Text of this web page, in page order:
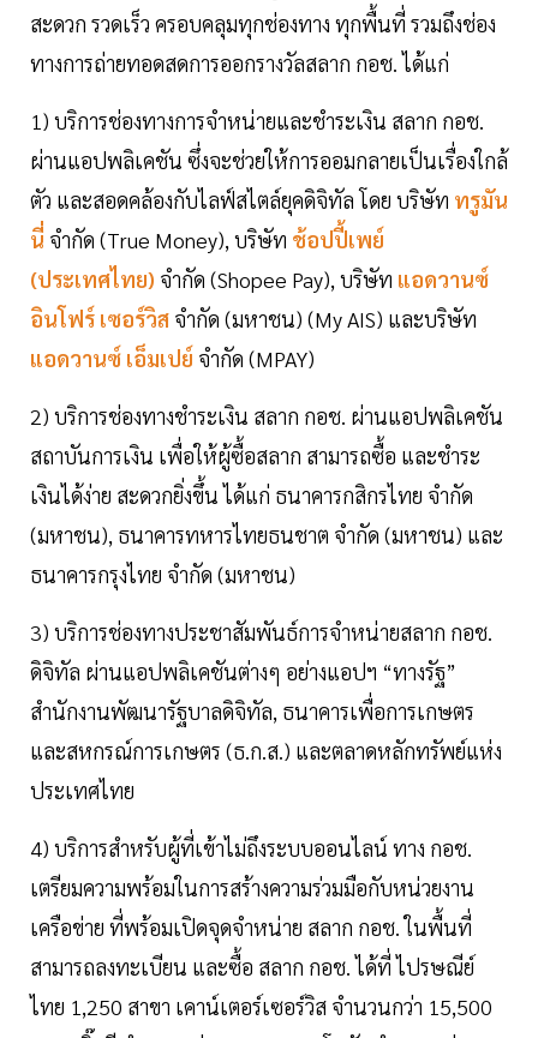
สะดวก รวดเร็ว ครอบคลุมทุกช่องทาง ทุกพื้นที่ รวมถึงช่อง
ทางการถ่ายทอดสดการออกรางวัลสลาก กอช. ได้แก่
1) บริการช่องทางการจำหน่ายและชำระเงิน สลาก กอช.
ผ่านแอปพลิเคชัน ซึ่งจะช่วยให้การออมกลายเป็นเรื่องใกล้
ตัว และสอดคล้องกับไลฟ์สไตล์ยุคดิจิทัล โดย บริษัท ทรูมัน
นี่ จำกัด (True Money), บริษัท ช้อปปี้เพย์
(ประเทศไทย) จำกัด (Shopee Pay), บริษัท แอดวานซ์
อินโฟร์ เซอร์วิส จำกัด (มหาชน) (My AIS) และบริษัท
แอดวานซ์ เอ็มเปย์ จำกัด (MPAY)
2) บริการช่องทางชำระเงิน สลาก กอช. ผ่านแอปพลิเคชัน
สถาบันการเงิน เพื่อให้ผู้ซื้อสลาก สามารถซื้อ และชำระ
เงินได้ง่าย สะดวกยิ่งขึ้น ได้แก่ ธนาคารกสิกรไทย จำกัด
(มหาชน), ธนาคารทหารไทยธนชาต จำกัด (มหาชน) และ
ธนาคารกรุงไทย จำกัด (มหาชน)
3) บริการช่องทางประชาสัมพันธ์การจำหน่ายสลาก กอช.
ดิจิทัล ผ่านแอปพลิเคชันต่างๆ อย่างแอปฯ “ทางรัฐ”
สำนักงานพัฒนารัฐบาลดิจิทัล, ธนาคารเพื่อการเกษตร
และสหกรณ์การเกษตร (ธ.ก.ส.) และตลาดหลักทรัพย์แห่ง
ประเทศไทย
4) บริการสำหรับผู้ที่เข้าไม่ถึงระบบออนไลน์ ทาง กอช.
เตรียมความพร้อมในการสร้างความร่วมมือกับหน่วยงาน
เครือข่าย ที่พร้อมเปิดจุดจำหน่าย สลาก กอช. ในพื้นที่
สามารถลงทะเบียน และซื้อ สลาก กอช. ได้ที่ ไปรษณีย์
ไทย 1,250 สาขา เคาน์เตอร์เซอร์วิส จำนวนกว่า 15,500